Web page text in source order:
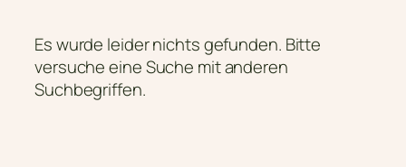
Es wurde leider nichts gefunden. Bitte
versuche eine Suche mit anderen
Suchbegriffen.